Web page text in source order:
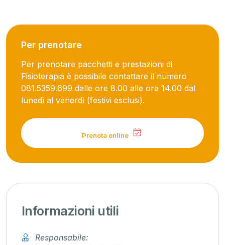
Per prenotare
Per prenotare pacchetti e prestazioni di
Fisioterapia è possibile contattare il numero
081.5359.699 dalle ore 8.00 alle ore 14.00 dal
lunedì al venerdì (festivi esclusi).
Prenota online
Informazioni utili
Responsabile: